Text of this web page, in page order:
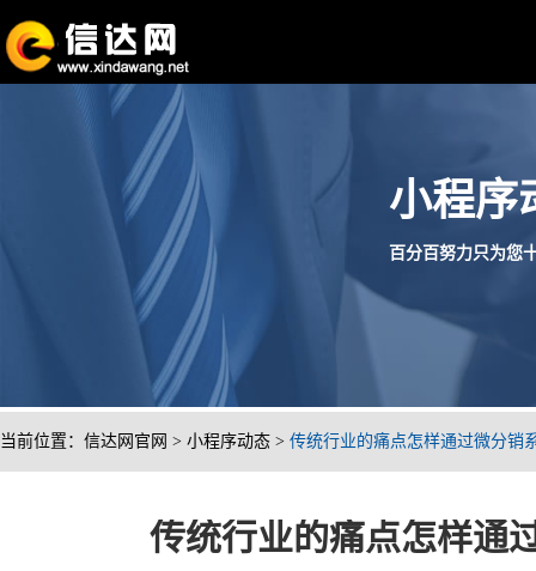
小程序
百分百努力只为您
当前位置： 信达网官网 > 小程序动态 > 传统行业的痛点怎样通过微分销
传统行业的痛点怎样通